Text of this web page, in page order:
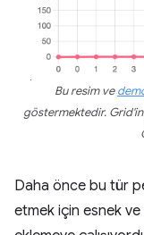
Bu resim ve
göstermektedir. Grid'in
Daha önce bu tür
etmek için esnek